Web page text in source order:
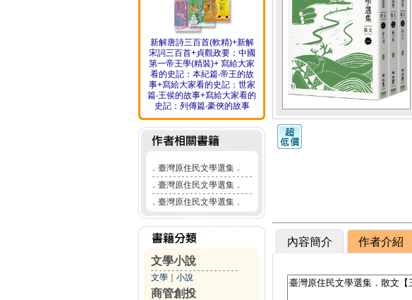
新解唐詩三百首(軟精)+新解
宋詞三百首+貞觀政要：中國
第一帝王學(精裝)+ 寫給大家
看的史記：本紀篇‧帝王的故
事+寫給大家看的史記：世家
篇‧王侯的故事+寫給大家看的
史記：列傳篇‧豪俠的故事
． 臺灣原住民文學選集．
． 臺灣原住民文學選集．
． 臺灣原住民文學選集．
文學小說
文學 小說
商管創投
內容簡介 作者介紹